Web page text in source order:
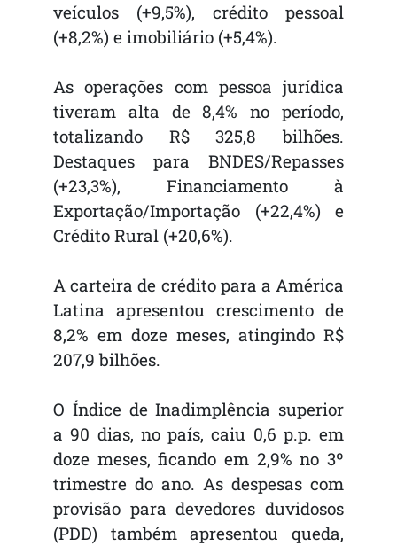
veículos (+9,5%), crédito pessoal
(+8,2%) e imobiliário (+5,4%).
As operações com pessoa jurídica
tiveram alta de 8,4% no período,
totalizando R$ 325,8 bilhões.
Destaques para BNDES/Repasses
(+23,3%), Financiamento à
Exportação/Importação (+22,4%) e
Crédito Rural (+20,6%).
A carteira de crédito para a América
Latina apresentou crescimento de
8,2% em doze meses, atingindo R$
207,9 bilhões.
O Índice de Inadimplência superior
a 90 dias, no país, caiu 0,6 p.p. em
doze meses, ficando em 2,9% no 3º
trimestre do ano. As despesas com
provisão para devedores duvidosos
(PDD) também apresentou queda,